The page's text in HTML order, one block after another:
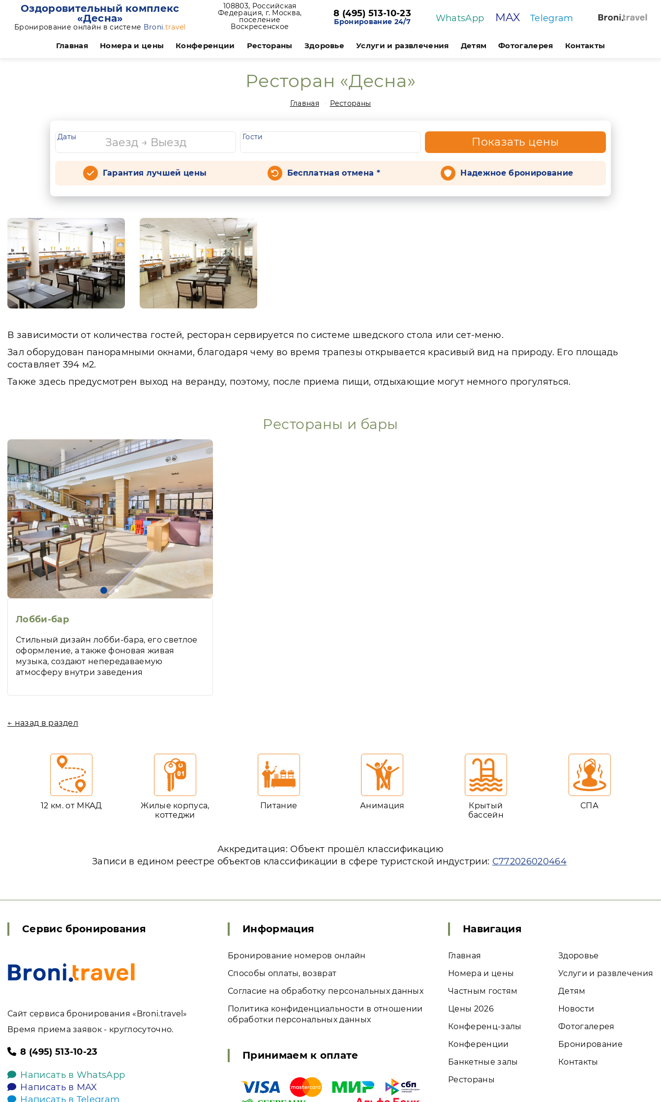
Оздоровительный комплекс
«Десна»
Бронирование онлайн в системе Broni.travel
108803, Российская
Федерация, г. Москва,
поселение
Воскресенское
8 (495) 513-10-23
Бронирование 24/7 WhatsApp MAX Telegram
Главная Номера и цены Конференции Рестораны Здоровье Услуги и развлечения Детям Фотогалерея Контакты
Ресторан «Десна»
Главная Рестораны
Даты Гости Показать цены
Гарантия лучшей цены Бесплатная отмена * Надежное бронирование
В зависимости от количества гостей, ресторан сервируется по системе шведского стола или сет-меню.
Зал оборудован панорамными окнами, благодаря чему во время трапезы открывается красивый вид на природу. Его площадь
составляет 394 м2.
Также здесь предусмотрен выход на веранду, поэтому, после приема пищи, отдыхающие могут немного прогуляться.
Рестораны и бары
Лобби-бар
Стильный дизайн лобби-бара, его светлое
оформление, а также фоновая живая
музыка, создают непередаваемую
атмосферу внутри заведения
← назад в раздел
12 км. от МКАД
Жилые корпуса,
коттеджи
Питание Анимация
Крытый
бассейн
СПА
Аккредитация: Объект прошёл классификацию
Записи в едином реестре объектов классификации в сфере туристской индустрии: С772026020464
Сервис бронирования
Сайт сервиса бронирования «Broni.travel»
Время приема заявок - круглосуточно.
8 (495) 513-10-23
Написать в WhatsApp
Написать в MAX
Написать в Telegram
Информация
Бронирование номеров онлайн
Способы оплаты, возврат
Согласие на обработку персональных данных
Политика конфиденциальности в отношении
обработки персональных данных
Принимаем к оплате
Навигация
Главная
Номера и цены
Частным гостям
Цены 2026
Конференц-залы
Конференции
Банкетные залы
Рестораны
Здоровье
Услуги и развлечения
Детям
Новости
Фотогалерея
Бронирование
Контакты